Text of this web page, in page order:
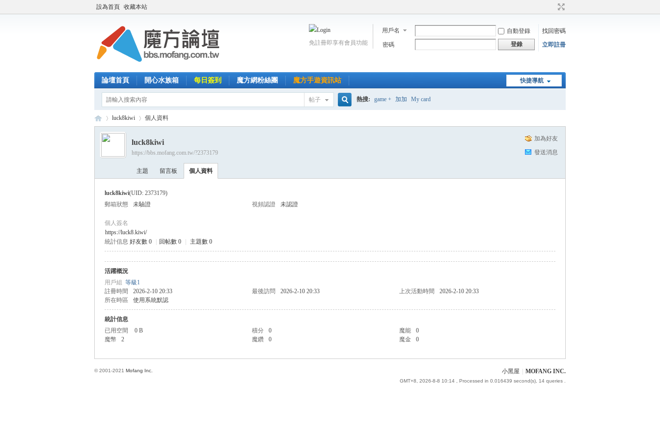
設為首頁 收藏本站
用戶名 自動登錄
找回密碼
密碼
登錄 立即註冊
免註冊即享有會員功能
快捷導航
論壇首頁 開心水族箱 每日簽到 魔方網粉絲團 魔方手遊資訊站
帖子 熱搜: game + 加加 My card
›
luck8kiwi 個人資料
加為好友
發送消息
luck8kiwi
https://bbs.mofang.com.tw/?2373179
主題 留言板 個人資料
luck8kiwi(UID: 2373179)
郵箱狀態
未驗證 視頻認證 未認證
個人簽名
https://luck8.kiwi/
統計信息 好友數 0 回帖數 0 主題數 0
活躍概況
用戶組 等級1
註冊時間
2026-2-10 20:33 最後訪問 2026-2-10 20:33 上次活動時間
2026-2-10 20:33
所在時區
使用系統默認
統計信息
已用空間
0 B 積分 0 魔能
0
魔幣
2 魔鑽 0 魔金 0
小黑屋 MOFANG INC.
GMT+8, 2026-8-8 10:14 , Processed in 0.016439 second(s), 14 queries .
© 2001-2021 Mofang Inc.